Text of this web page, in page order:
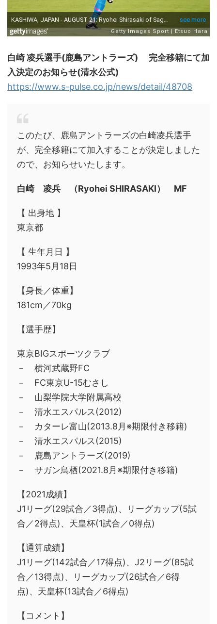
白崎 凌兵選手(鹿島アントラーズ) 完全移籍にて加
入決定のお知らせ(清水公式)
https://www.s-pulse.co.jp/news/detail/48708
このたび、鹿島アントラーズの白崎凌兵選手
が、完全移籍にて加入することが決定しました
ので、お知らせいたします。
白崎 凌兵 （Ryohei SHIRASAKI） MF
【 出身地 】
東京都
【 生年月日 】
1993年5月18日
【身長／体重】
181cm／70kg
【選手歴】
東京BIGスポーツクラブ
－ 横河武蔵野FC
－ FC東京U-15むさし
－ 山梨学院大学附属高校
－ 清水エスパルス(2012)
－ カターレ富山(2013.8月※期限付き移籍)
－ 清水エスパルス(2015)
－ 鹿島アントラーズ(2019)
－ サガン鳥栖(2021.8月※期限付き移籍)
【2021成績】
J1リーグ(29試合／3得点)、リーグカップ(5試
合／2得点)、天皇杯(1試合／0得点)
【通算成績】
J1リーグ(142試合／17得点)、J2リーグ(85試
合／13得点)、リーグカップ(26試合／6得
点)、天皇杯(13試合／6得点)
【コメント】